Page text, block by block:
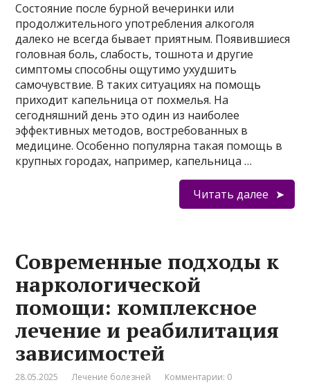
Состояние после бурной вечеринки или
продолжительного употребления алкоголя
далеко не всегда бывает приятным. Появившиеся
головная боль, слабость, тошнота и другие
симптомы способны ощутимо ухудшить
самочувствие. В таких ситуациях на помощь
приходит капельница от похмелья. На
сегодняшний день это один из наиболее
эффективных методов, востребованных в
медицине. Особенно популярна такая помощь в
крупных городах, например, капельница …
Читать далее
Современные подходы к
наркологической
помощи: комплексное
лечение и реабилитация
зависимостей
28.05.2025 Лечение болезней Комментарии: 0